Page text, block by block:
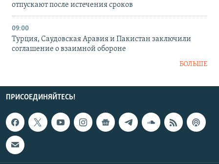
отпускают после истечения сроков
09:00
Турция, Саудовская Аравия и Пакистан заключили
соглашение о взаимной обороне
БОЛЬШЕ
ПРИСОЕДИНЯЙТЕСЬ!